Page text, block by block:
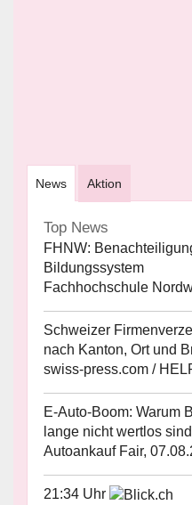
News Aktion
Top News
FHNW:
Bildungssystem
Fachhochschule
Schweizer
nach Kanton, Ort und
swiss-press.com /
E-Auto-Boom: Warum
lange nicht wertlos sind
Autoankauf Fair,
21:34 Uhr